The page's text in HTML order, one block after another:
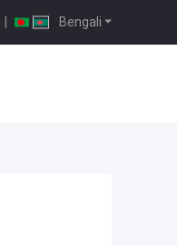
Bengali
|